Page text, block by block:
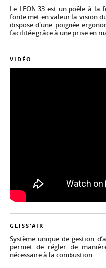
Le LEON 33 est un poêle à
fonte met en valeur la vision
dispose d'une poignée
facilitée grâce à une prise en
VIDÉO
GLISS'AIR
Système unique de gestion
permet de régler de
nécessaire à la combustion.